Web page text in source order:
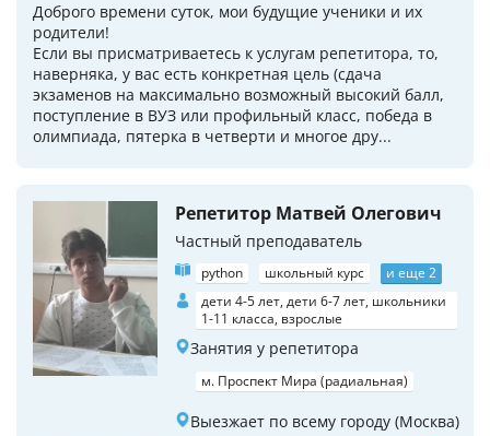
Доброго времени суток, мои будущие ученики и их
родители!
Если вы присматриваетесь к услугам репетитора, то,
наверняка, у вас есть конкретная цель (сдача
экзаменов на максимально возможный высокий балл,
поступление в ВУЗ или профильный класс, победа в
олимпиада, пятерка в четверти и многое дру...
Репетитор Матвей Олегович
Частный преподаватель
python школьный курс
и еще 2
дети 4-5 лет, дети 6-7 лет, школьники
1-11 класса, взрослые
Занятия у репетитора
м. Проспект Мира (радиальная)
Выезжает по всему городу (Москва)